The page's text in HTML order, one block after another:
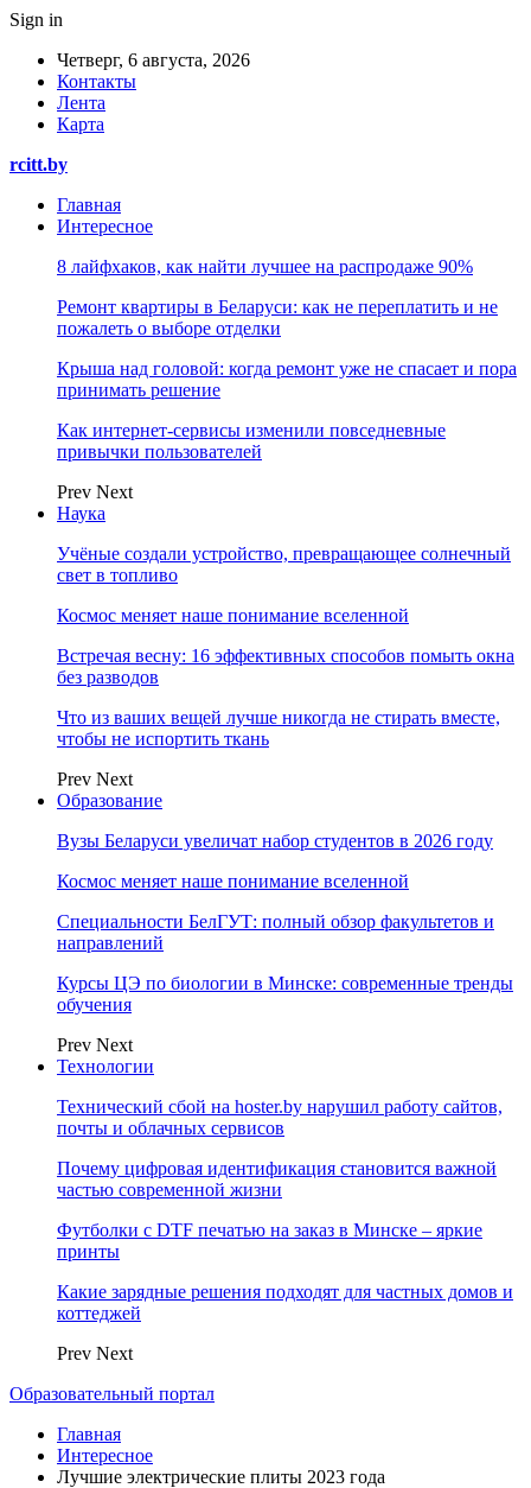
Sign in
Четверг, 6 августа, 2026
Контакты
Лента
Карта
rcitt.by
Главная
Интересное
8 лайфхаков, как найти лучшее на распродаже 90%
Ремонт квартиры в Беларуси: как не переплатить и не
пожалеть о выборе отделки
Крыша над головой: когда ремонт уже не спасает и пора
принимать решение
Как интернет-сервисы изменили повседневные
привычки пользователей
Prev Next
Наука
Учёные создали устройство, превращающее солнечный
свет в топливо
Космос меняет наше понимание вселенной
Встречая весну: 16 эффективных способов помыть окна
без разводов
Что из ваших вещей лучше никогда не стирать вместе,
чтобы не испортить ткань
Prev Next
Образование
Вузы Беларуси увеличат набор студентов в 2026 году
Космос меняет наше понимание вселенной
Специальности БелГУТ: полный обзор факультетов и
направлений
Курсы ЦЭ по биологии в Минске: современные тренды
обучения
Prev Next
Технологии
Технический сбой на hoster.by нарушил работу сайтов,
почты и облачных сервисов
Почему цифровая идентификация становится важной
частью современной жизни
Футболки с DTF печатью на заказ в Минске – яркие
принты
Какие зарядные решения подходят для частных домов и
коттеджей
Prev Next
Образовательный портал
Главная
Интересное
Лучшие электрические плиты 2023 года